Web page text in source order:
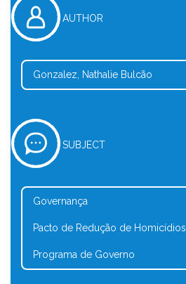
AUTHOR
Gonzalez, Nathalie Bulcão
SUBJECT
Governança
Pacto de Redução de Homicídios
Programa de Governo